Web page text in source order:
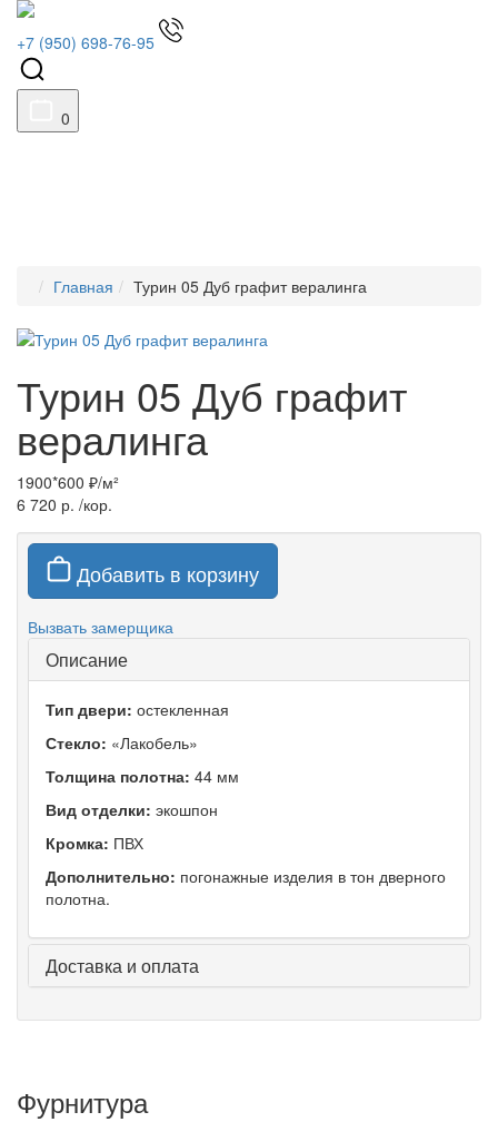
+7 (950) 698-76-95
0
Главная Турин 05 Дуб графит вералинга
Турин 05 Дуб графит
вералинга
1900*600 ₽/м²
6 720 р. /кор.
Добавить в корзину
Вызвать замерщика
Описание
Тип двери: остекленная
Стекло: «Лакобель»
Толщина полотна: 44 мм
Вид отделки: экошпон
Кромка: ПВХ
Дополнительно: погонажные изделия в тон дверного
полотна.
Доставка и оплата
Фурнитура